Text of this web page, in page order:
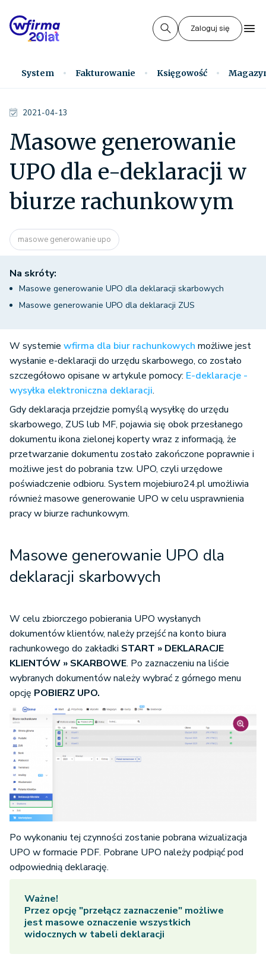
Zaloguj się
System Fakturowanie Księgowość
2021-04-13
Masowe generowanie
UPO dla e-deklaracji w
biurze rachunkowym
masowe generowanie upo
Na skróty:
Masowe generowanie UPO dla deklaracji skarbowych
Masowe generowanie UPO dla deklaracji ZUS
W systemie wfirma dla biur rachunkowych możliwe jest
wysłanie e-deklaracji do urzędu skarbowego, co zostało
szczegółowo opisane w artykule pomocy: E-deklaracje -
wysyłka elektroniczna deklaracji.
Gdy deklaracja przejdzie pomyślą wysyłkę do urzędu
skarbowego, ZUS lub MF, pojawia się obok przesłanego
dokumentu ikona zielonej koperty wraz z informacją, że
przetwarzanie dokumentu zostało zakończone poprawnie i
możliwe jest do pobrania tzw. UPO, czyli urzędowe
poświadczenie odbioru. System mojebiuro24.pl umożliwia
również masowe generowanie UPO w celu usprawnienia
pracy w biurze rachunkowym.
Masowe generowanie UPO dla
deklaracji skarbowych
W celu zbiorczego pobierania UPO wysłanych
dokumentów klientów, należy przejść na konto biura
rachunkowego do zakładki START » DEKLARACJE
KLIENTÓW » SKARBOWE. Po zaznaczeniu na liście
wybranych dokumentów należy wybrać z górnego menu
opcję POBIERZ UPO.
Po wykonaniu tej czynności zostanie pobrana wizualizacja
UPO w formacie PDF. Pobrane UPO należy podpiąć pod
odpowiednią deklarację.
Ważne!
Przez opcję "przełącz zaznaczenie" możliwe
jest masowe oznaczenie wszystkich
widocznych w tabeli deklaracji